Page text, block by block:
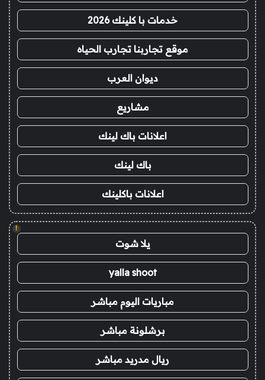
خدمات با كلينك 2026
موقع تجاربنا تجارب الحياه
ديوان العرب
مشاريع
اعلانات باك لينك
باك لينك
اعلانات باكلينك
!
يلا شوت
yalla shoot
مباريات اليوم مباشر
برشلونة مباشر
ريال مدريد مباشر